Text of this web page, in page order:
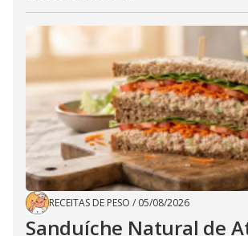
RECEITAS DE PESO / 05/08/2026
Sanduíche Natural de